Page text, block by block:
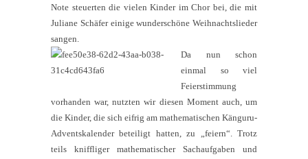
Note steuerten die vielen Kinder im Chor bei, die mit
Juliane Schäfer einige wunderschöne Weihnachtslieder
sangen.
Da nun schon
einmal so viel
Feierstimmung
vorhanden war, nutzten wir diesen Moment auch, um
die Kinder, die sich eifrig am mathematischen Känguru-
Adventskalender beteiligt hatten, zu „feiern“. Trotz
teils kniffliger mathematischer Sachaufgaben und